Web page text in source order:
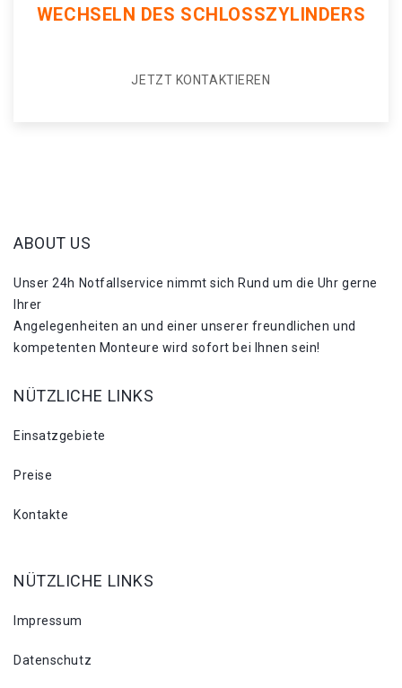
WECHSELN DES SCHLOSSZYLINDERS
JETZT KONTAKTIEREN
ABOUT US
Unser 24h Notfallservice nimmt sich Rund um die Uhr gerne
Ihrer
Angelegenheiten an und einer unserer freundlichen und
kompetenten Monteure wird sofort bei Ihnen sein!
NÜTZLICHE LINKS
Einsatzgebiete
Preise
Kontakte
NÜTZLICHE LINKS
Impressum
Datenschutz